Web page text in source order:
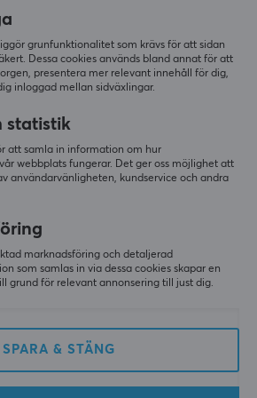
2006 som ASUS grundade
serie Republic of Gamers,
MaxGaming satsat på. Asus ROG
som syfte. Produkterna är
senaste tekniken för att klara
högsta nivån.
köpare
grunfunktionalitet som krävs för att sidan
Dessa cookies används bland annat för att
presentera mer relevant innehåll för dig,
inloggad mellan sidväxlingar.
statistik
att samla in information om hur
webbplats fungerar. Det ger oss möjlighet att
användarvänligheten, kundservice och andra
marknadsföring och detaljerad
som samlas in via dessa cookies skapar en
grund för relevant annonsering till just dig.
SPARA & STÄNG